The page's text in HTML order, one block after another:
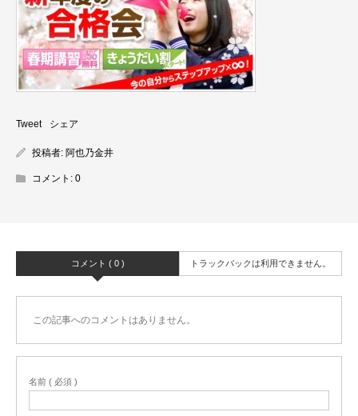
Tweet シェア
投稿者: 阿也乃金井
コメント: 0
コメント ( 0 ) トラックバックは利用できません。
この記事へのコメントはありません。
名前 ( 必須 )